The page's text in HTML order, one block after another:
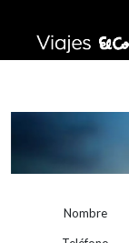
Nombre